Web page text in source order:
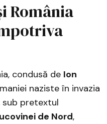
România
condusă de Ion
naziste în invazia
sub pretextul
de Nord,